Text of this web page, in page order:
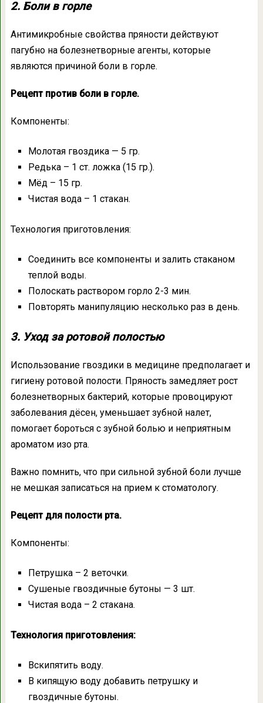
2. Боли в горле
Антимикробные свойства пряности действуют
пагубно на болезнетворные агенты, которые
являются причиной боли в горле.
Рецепт против боли в горле.
Компоненты:
Молотая гвоздика — 5 гр.
Редька – 1 ст. ложка (15 гр.).
Мёд – 15 гр.
Чистая вода – 1 стакан.
Технология приготовления:
Соединить все компоненты и залить стаканом
теплой воды.
Полоскать раствором горло 2-3 мин.
Повторять манипуляцию несколько раз в день.
3. Уход за ротовой полостью
Использование гвоздики в медицине предполагает и
гигиену ротовой полости. Пряность замедляет рост
болезнетворных бактерий, которые провоцируют
заболевания дёсен, уменьшает зубной налет,
помогает бороться с зубной болью и неприятным
ароматом изо рта.
Важно помнить, что при сильной зубной боли лучше
не мешкая записаться на прием к стоматологу.
Рецепт для полости рта.
Компоненты:
Петрушка – 2 веточки.
Сушеные гвоздичные бутоны — 3 шт.
Чистая вода – 2 стакана.
Технология приготовления:
Вскипятить воду.
В кипящую воду добавить петрушку и
гвоздичные бутоны.